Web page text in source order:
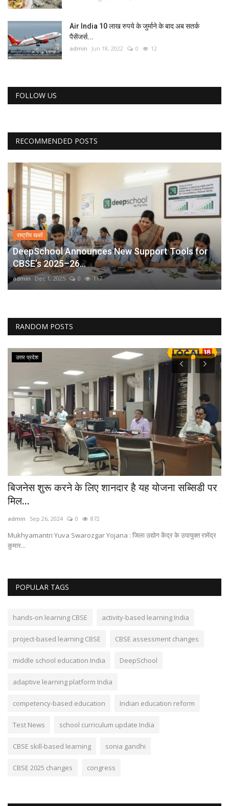
Air India 10 लाख रुपये के जुर्माने के बाद अब सतर्क
पैसेंजर्स...
admin Jun 18, 2022 0 12
FOLLOW US
RECOMMENDED POSTS
राष्ट्रीय खबरें
DeepSchool Announces New Support Tools for
CBSE’s 2025–26...
admin Dec 1, 2025 0 117
RANDOM POSTS
उत्तर प्रदेश
बिजनेस शुरू करने के लिए शानदार है यह योजना सब्सिडी पर
मिल...
admin Sep 26, 2024 0 872
Mukhyamantri Yuva Swarozgar Yojana : जिला उद्योग केंद्र के उपायुक्त रामेंद्र
कुमार...
POPULAR TAGS
hands-on learning CBSE activity-based learning India
project-based learning CBSE CBSE assessment changes
middle school education India DeepSchool
adaptive learning platform India
competency-based education Indian education reform
Test News school curriculum update India
CBSE skill-based learning sonia gandhi
CBSE 2025 changes congress